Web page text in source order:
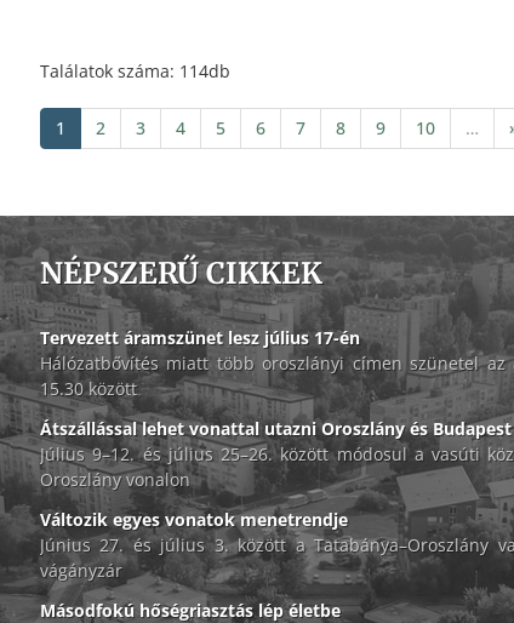
Találatok száma: 114db
1 2 3 4 5 6 7 8 9 10 …
NÉPSZERŰ CIKKEK
Tervezett áramszünet lesz július 17-én
Hálózatbővítés miatt több oroszlányi címen szünetel az
15.30 között
Átszállással lehet vonattal utazni Oroszlány és
Július 9–12. és július 25–26. között módosul a vasúti
Oroszlány vonalon
Változik egyes vonatok menetrendje
Június 27. és július 3. között a Tatabánya–Oroszlány
vágányzár
Másodfokú hőségriasztás lép életbe